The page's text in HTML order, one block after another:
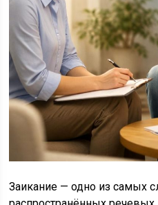
Заикание — одно из самых